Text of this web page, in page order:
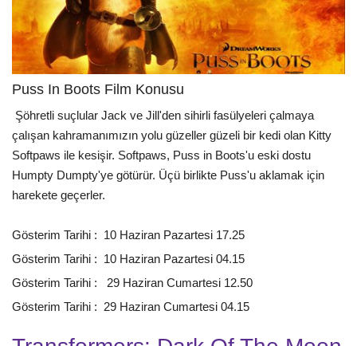
Puss In Boots Film Konusu
Şöhretli suçlular Jack ve Jill'den sihirli fasülyeleri çalmaya
çalışan kahramanımızın yolu güzeller güzeli bir kedi olan Kitty
Softpaws ile kesişir. Softpaws, Puss in Boots'u eski dostu
Humpty Dumpty'ye götürür. Üçü birlikte Puss'u aklamak için
harekete geçerler.
Gösterim Tarihi : 10 Haziran Pazartesi 17.25
Gösterim Tarihi : 10 Haziran Pazartesi 04.15
Gösterim Tarihi : 29 Haziran Cumartesi 12.50
Gösterim Tarihi : 29 Haziran Cumartesi 04.15